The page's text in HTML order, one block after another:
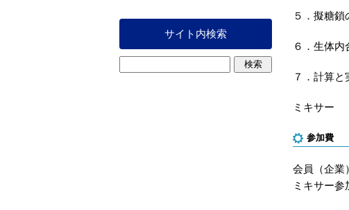
５．擬糖
６．生体
７．計算
ミキサー
参加費
会員（企業
ミキサー参
サイト内検索